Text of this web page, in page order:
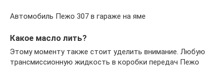
Автомобиль Пежо 307 в гараже на яме
Какое масло лить?
Этому моменту также стоит уделить внимание. Любую
трансмиссионную жидкость в коробки передач Пежо